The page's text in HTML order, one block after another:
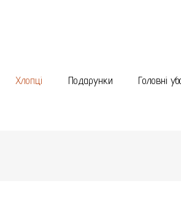
Хлопці Подарунки Головні